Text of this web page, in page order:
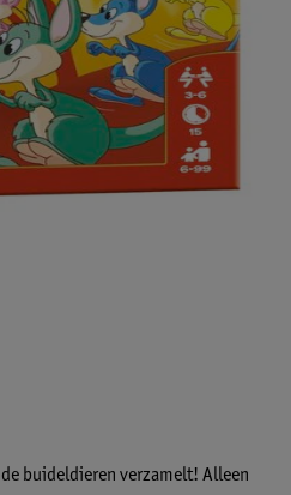
buideldieren verzamelt! Alleen